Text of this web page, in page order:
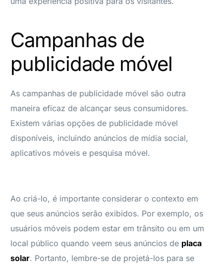
Campanhas de
publicidade móvel
As campanhas de publicidade móvel são outra
maneira eficaz de alcançar seus consumidores.
Existem várias opções de publicidade móvel
disponíveis, incluindo anúncios de mídia social,
aplicativos móveis e pesquisa móvel.
Ao criá-lo, é importante considerar o contexto em
que seus anúncios serão exibidos. Por exemplo, os
usuários móveis podem estar em trânsito ou em um
local público quando veem seus anúncios de placa
solar. Portanto, lembre-se de projetá-los para se